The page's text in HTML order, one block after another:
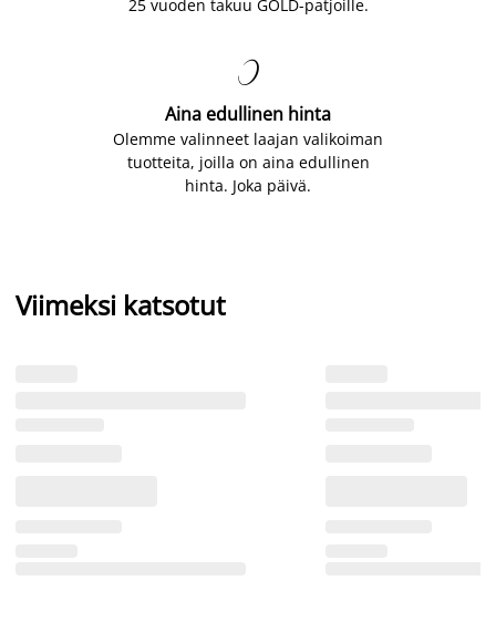
25 vuoden takuu GOLD-patjoille.

Aina edullinen hinta
Olemme valinneet laajan valikoiman
tuotteita, joilla on aina edullinen
hinta. Joka päivä.
Viimeksi katsotut